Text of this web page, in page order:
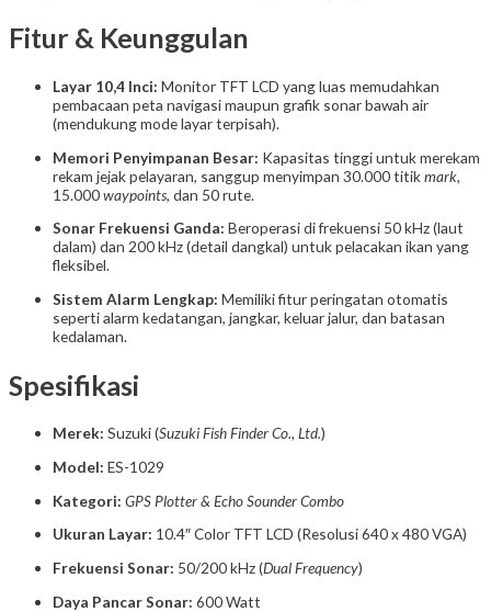
Fitur & Keunggulan
Layar 10,4 Inci: Monitor TFT LCD yang luas memudahkan
pembacaan peta navigasi maupun grafik sonar bawah air
(mendukung mode layar terpisah).
Memori Penyimpanan Besar: Kapasitas tinggi untuk merekam
rekam jejak pelayaran, sanggup menyimpan 30.000 titikmark,
15.000waypoints, dan 50 rute.
Sonar Frekuensi Ganda: Beroperasi di frekuensi 50 kHz (laut
dalam) dan 200 kHz (detail dangkal) untuk pelacakan ikan yang
fleksibel.
Sistem Alarm Lengkap: Memiliki fitur peringatan otomatis
seperti alarm kedatangan, jangkar, keluar jalur, dan batasan
kedalaman.
Spesifikasi
Merek: Suzuki (Suzuki Fish Finder Co., Ltd.)
Model: ES-1029
Kategori: GPS Plotter & Echo Sounder Combo
Ukuran Layar: 10.4″ Color TFT LCD (Resolusi 640 x 480 VGA)
Frekuensi Sonar: 50/200 kHz (Dual Frequency)
Daya Pancar Sonar: 600 Watt